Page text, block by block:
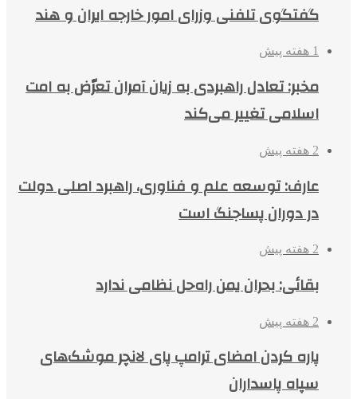
گفتگوی تلفنی وزرای امور خارجه ایران و هند
1 هفته پیش
مخبر: تعادل راهبردی به زیان آمران تعرّض به امت
اسلامی تغییر می‌کند
2 هفته پیش
عارف: توسعه علم و فناوری، راهبرد اصلی دولت
در دوران پساجنگ است
2 هفته پیش
بقائی: بحران یمن راه‌حل نظامی ندارد
2 هفته پیش
پاره کردن امضای ترامپ پای لانچر موشک‌های
سپاه پاسداران